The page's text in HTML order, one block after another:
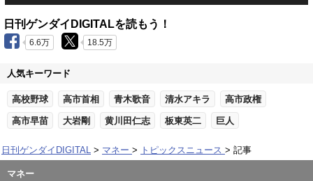
日刊ゲンダイDIGITALを読もう！
6.6万 18.5万
人気キーワード
高校野球 高市首相 青木歌音 清水アキラ 高市政権
高市早苗 大岩剛 黄川田仁志 板東英二 巨人
日刊ゲンダイDIGITAL マネー トピックスニュース 記事
マネー